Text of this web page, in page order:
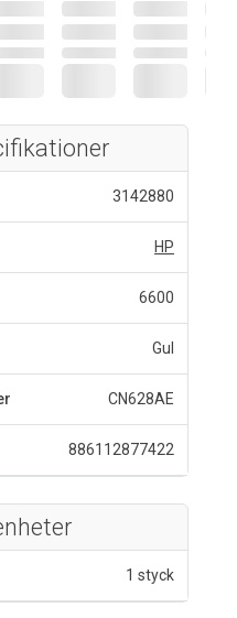
3142880
HP
6600
Gul
CN628AE
886112877422
1 styck